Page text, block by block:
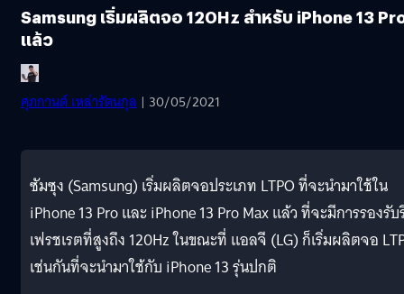
Samsung เริ่มผลิตจอ 120Hz สำหรับ iPhone 13
แล้ว
ศุภกานต์ เหล่ารัตนกุล | 30/05/2021
ซัมซุง (Samsung) เริ่มผลิตจอประเภท LTPO ที่จะนำมาใช้ใน
iPhone 13 Pro และ iPhone 13 Pro Max แล้ว ที่จะมีการรองรับ
เฟรชเรตที่สูงถึง 120Hz ในขณะที่ แอลจี (LG) ก็เริ่มผลิตจอ
เช่นกันที่จะนำมาใช้กับ iPhone 13 รุ่นปกติ